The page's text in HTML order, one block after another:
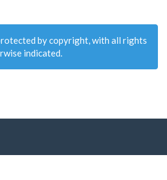
by copyright, with all rights
indicated.